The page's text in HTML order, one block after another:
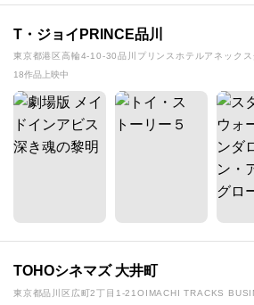
T・ジョイPRINCE品川
東京都港区高輪4-10-30品川プリンスホテルアネック
18作品上映中
TOHOシネマズ 大井町
東京都品川区広町2丁目1-21OIMACHI TRACKS